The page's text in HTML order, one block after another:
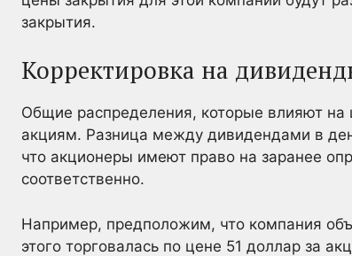
закрытия.
Корректировка на
Общие распределения, которые влияют
акциям. Разница между дивидендами в
что акционеры имеют право на заранее
соответственно.
Например, предположим, что компания
этого торговалась по цене 51 доллар за